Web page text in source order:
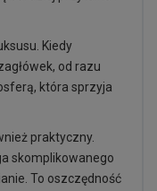
Kiedy
od razu
która sprzyja
praktyczny.
skomplikowanego
To oszczędność